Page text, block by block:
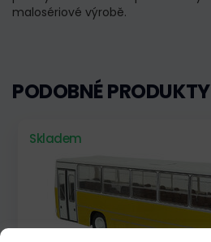
malosériové výrobě.
PODOBNÉ PRODUKTY
Skladem